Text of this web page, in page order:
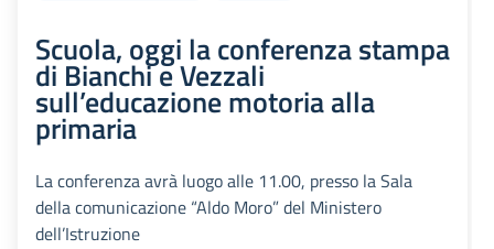
Scuola, oggi la conferenza stampa
di Bianchi e Vezzali
sull’educazione motoria alla
primaria
La conferenza avrà luogo alle 11.00, presso la Sala
della comunicazione “Aldo Moro” del Ministero
dell’Istruzione